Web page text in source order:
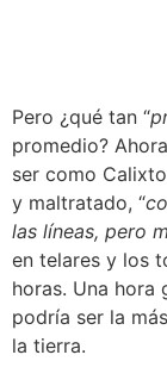
Pero ¿qué tan “
promedio?
ser como
y maltratado, “
las líneas, pero
en telares y los
horas. Una hora
podría ser la
la tierra.